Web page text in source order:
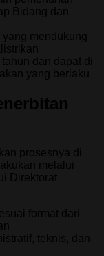
Bidang dan
mendukung
dan dapat di
yang berlaku
prosesnya di
melalui
Direktorat
format dari
teknis, dan